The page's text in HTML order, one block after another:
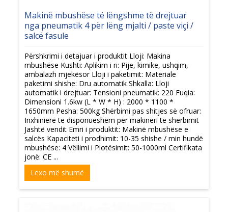
Makinë mbushëse të lëngshme të drejtuar
nga pneumatik 4 për lëng mjalti / paste viçi /
salcë fasule
Përshkrimi i detajuar i produktit Lloji: Makina
mbushëse Kushti: Aplikim i ri: Pije, kimike, ushqim,
ambalazh mjekësor Lloji i paketimit: Materiale
paketimi shishe: Dru automatik Shkalla: Lloji
automatik i drejtuar: Tensioni pneumatik: 220 Fuqia:
Dimensioni 1.6kw (L * W * H) : 2000 * 1100 *
1650mm Pesha: 500kg Shërbimi pas shitjes së ofruar:
Inxhinierë të disponueshëm për makineri të shërbimit
Jashtë vendit Emri i produktit: Makinë mbushëse e
salcës Kapaciteti i prodhimit: 10-35 shishe / min hundë
mbushëse: 4 Vëllimi i Plotësimit: 50-1000ml Certifikata
jonë: CE ...
Lexo më shumë